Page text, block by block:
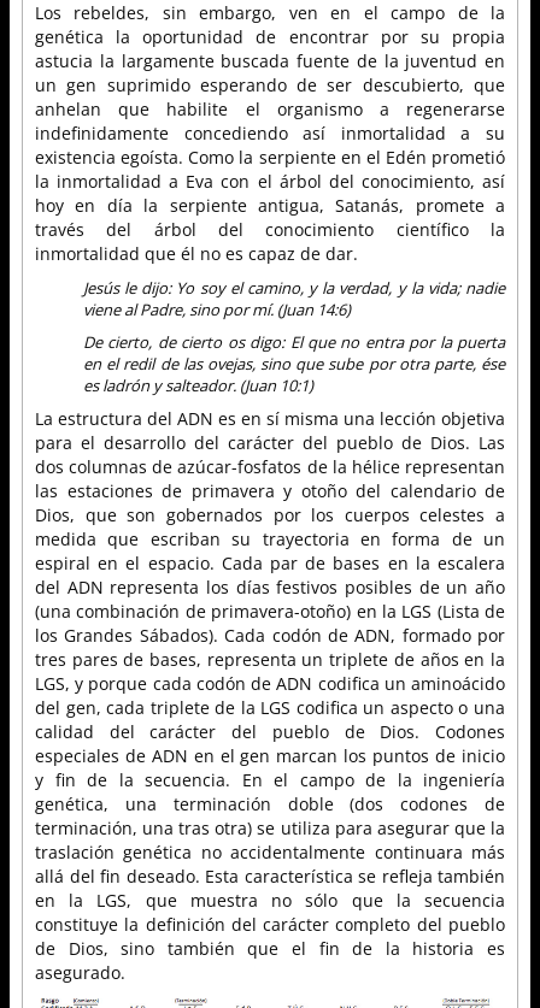
Los rebeldes, sin embargo, ven en el campo de la
genética la oportunidad de encontrar por su propia
astucia la largamente buscada fuente de la juventud en
un gen suprimido esperando de ser descubierto, que
anhelan que habilite el organismo a regenerarse
indefinidamente concediendo así inmortalidad a su
existencia egoísta. Como la serpiente en el Edén prometió
la inmortalidad a Eva con el árbol del conocimiento, así
hoy en día la serpiente antigua, Satanás, promete a
través del árbol del conocimiento científico la
inmortalidad que él no es capaz de dar.
Jesús le dijo: Yo soy el camino, y la verdad, y la vida; nadie
viene al Padre, sino por mí. (Juan 14:6)
De cierto, de cierto os digo: El que no entra por la puerta
en el redil de las ovejas, sino que sube por otra parte, ése
es ladrón y salteador. (Juan 10:1)
La estructura del ADN es en sí misma una lección objetiva
para el desarrollo del carácter del pueblo de Dios. Las
dos columnas de azúcar-fosfatos de la hélice representan
las estaciones de primavera y otoño del calendario de
Dios, que son gobernados por los cuerpos celestes a
medida que escriban su trayectoria en forma de un
espiral en el espacio. Cada par de bases en la escalera
del ADN representa los días festivos posibles de un año
(una combinación de primavera-otoño) en la LGS (Lista de
los Grandes Sábados). Cada codón de ADN, formado por
tres pares de bases, representa un triplete de años en la
LGS, y porque cada codón de ADN codifica un aminoácido
del gen, cada triplete de la LGS codifica un aspecto o una
calidad del carácter del pueblo de Dios. Codones
especiales de ADN en el gen marcan los puntos de inicio
y fin de la secuencia. En el campo de la ingeniería
genética, una terminación doble (dos codones de
terminación, una tras otra) se utiliza para asegurar que la
traslación genética no accidentalmente continuara más
allá del fin deseado. Esta característica se refleja también
en la LGS, que muestra no sólo que la secuencia
constituye la definición del carácter completo del pueblo
de Dios, sino también que el fin de la historia es
asegurado.